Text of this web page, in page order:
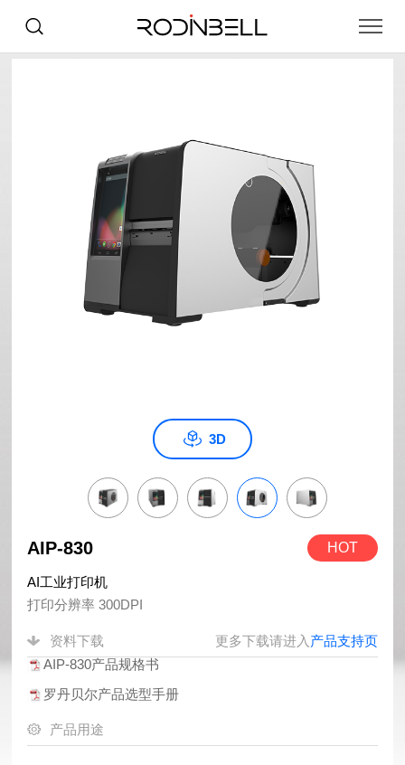
3D
HOT
AIP-830
AI工业打印机
打印分辨率 300DPI
资料下载 更多下载请进入 产品支持页
AIP-830产品规格书
罗丹贝尔产品选型手册
产品用途